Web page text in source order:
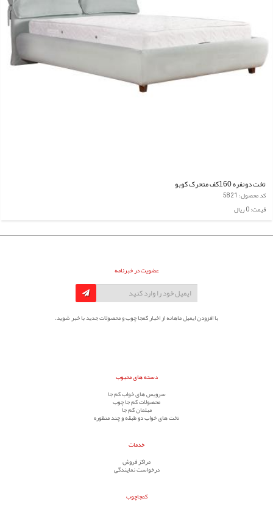
تخت دونفره 160کف متحرک کوبو
کد محصول: 5821
قیمت: 0 ریال
عضویت در خبرنامه
با افزودن ایمیل ماهانه از اخبار کمجا چوب و محصولات جدید با خبر شوید.
دسته های محبوب
سرویس های خواب کم جا
محصولات کم جا چوب
مبلمان کم جا
تخت های خواب دو طبقه و چند منظوره
خدمات
مراکز فروش
درخواست نمایندگی
کمجاچوب